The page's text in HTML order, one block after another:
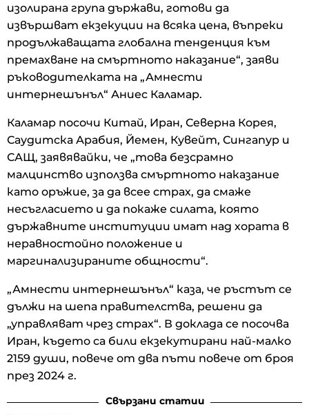
изолирана група държави, готови да
извършват екзекуции на всяка цена, въпреки
продължаващата глобална тенденция към
премахване на смъртното наказание“, заяви
ръководителката на „Амнести
интернешънъл“ Аниес Каламар.
Каламар посочи Китай, Иран, Северна Корея,
Саудитска Арабия, Йемен, Кувейт, Сингапур и
САЩ, заявявайки, че „това безсрамно
малцинство използва смъртното наказание
като оръжие, за да всее страх, да смаже
несъгласието и да покаже силата, която
държавните институции имат над хората в
неравностойно положение и
маргинализираните общности“.
„Амнести интернешънъл“ каза, че ръстът се
дължи на шепа правителства, решени да
„управляват чрез страх“. В доклада се посочва
Иран, където са били екзекутирани най-малко
2159 души, повече от два пъти повече от броя
през 2024 г.
Свързани статии